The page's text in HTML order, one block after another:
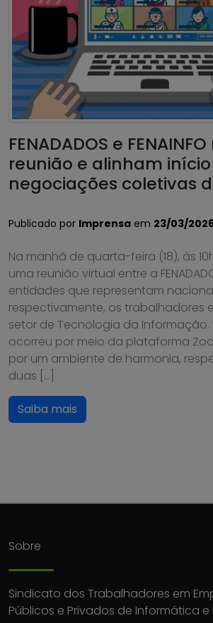
FENADADOS e
reunião e alinham
negociações coletivas
Publicado por Imprensa em 23/03/
Na manhã de quarta-feira (18), às
uma reunião virtual entre a
entidades que representam
respectivamente, os trabalhadores
setor de Tecnologia da
ocorreu por meio da plataforma
por um ambiente de harmonia,
duas […]
Saiba mais
Sobre
Sindicato dos Trabalhadores em
Públicos e Privados de Informática e